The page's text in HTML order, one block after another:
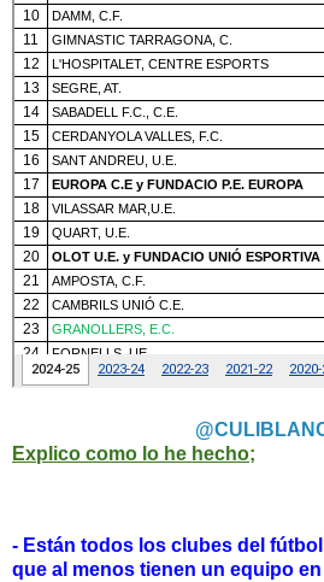
Explico como lo he hecho;
- Están todos los clubes del
que al menos tienen un equipo